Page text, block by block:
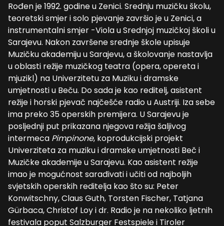
Rođen je 1992. godine u Zenici. Srednju muzičku školu,
teoretski smjer i solo pjevanje završio je u Zenici, a
instrumentalni smjer -Viola u Srednjoj muzičkoj školi u
Sarajevu. Nakon završene srednje škole upisuje
Muzičku akademiju u Sarajevu, a školovanje nastavlja
u oblasti režije muzičkog teatra (opera, opereta i
mjuzikl) na Univerzitetu za Muziku i dramske
umjetnosti u Beču. Do sada je kao reditelj, asistent
režije i horski pjevač najčešće radio u Austriji. Iza sebe
ima preko 35 operskih premijera. U Sarajevu je
posljednji put prikazana njegova režija šaljivog
intermeca Pimpinone, koprodukcijski projekt
Univerziteta za muziku i dramske umjetnosti Beč i
Muzičke akademije u Sarajevu. Kao asistent režije
imao je mogućnost sarađivati i učiti od najboljih
svjetskih operskih reditelja kao što su: Peter
Konwitschny, Claus Guth, Torsten Fischer, Tatjana
Gürbaca, Christof Loy i dr. Radio je na nekoliko ljetnih
festivala poput Salzburger Festspiele i Tiroler